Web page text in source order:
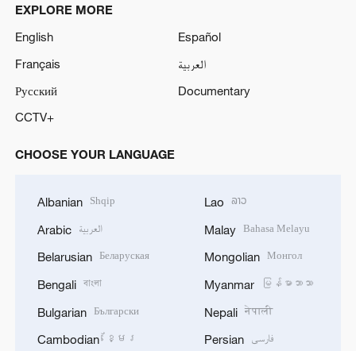
EXPLORE MORE
English
Español
Français
العربية
Русский
Documentary
CCTV+
CHOOSE YOUR LANGUAGE
Albanian Shqip
Arabic العربية
Belarusian Беларуская
Bengali বাংলা
Bulgarian Български
Cambodian ខ្មែរ
Lao ລາວ
Malay Bahasa Melayu
Mongolian Монгол
Myanmar မြန်မာဘာသာ
Nepali नेपाली
Persian فارسی